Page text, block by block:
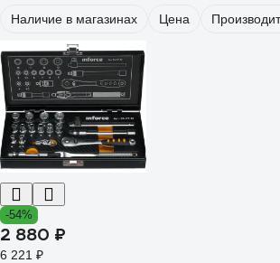
Наличие в магазинах Цена
-54%
2 880 ₽
6 221 ₽